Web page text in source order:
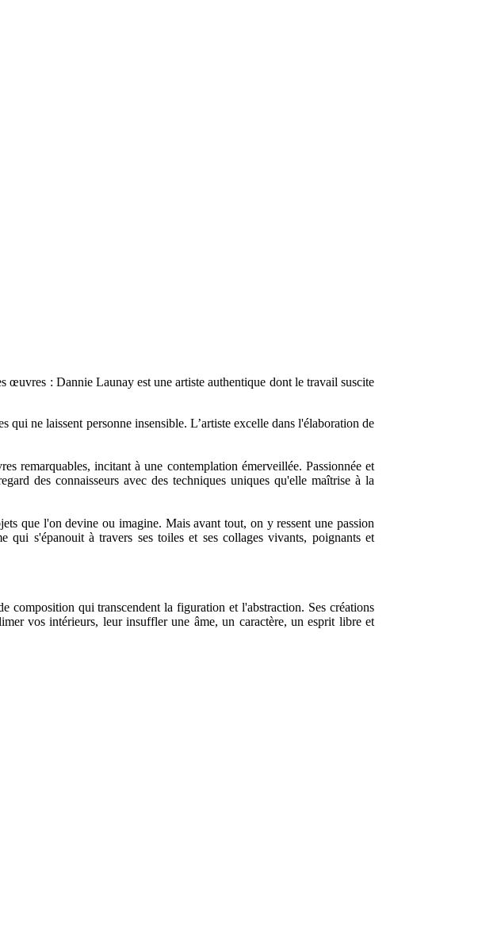
œuvres : Dannie Launay est une artiste authentique dont le travail suscite
qui ne laissent personne insensible. L’artiste excelle dans l'élaboration de
remarquables, incitant à une contemplation émerveillée. Passionnée et
des connaisseurs avec des techniques uniques qu'elle maîtrise à la
que l'on devine ou imagine. Mais avant tout, on y ressent une passion
s'épanouit à travers ses toiles et ses collages vivants, poignants et
composition qui transcendent la figuration et l'abstraction. Ses créations
vos intérieurs, leur insuffler une âme, un caractère, un esprit libre et